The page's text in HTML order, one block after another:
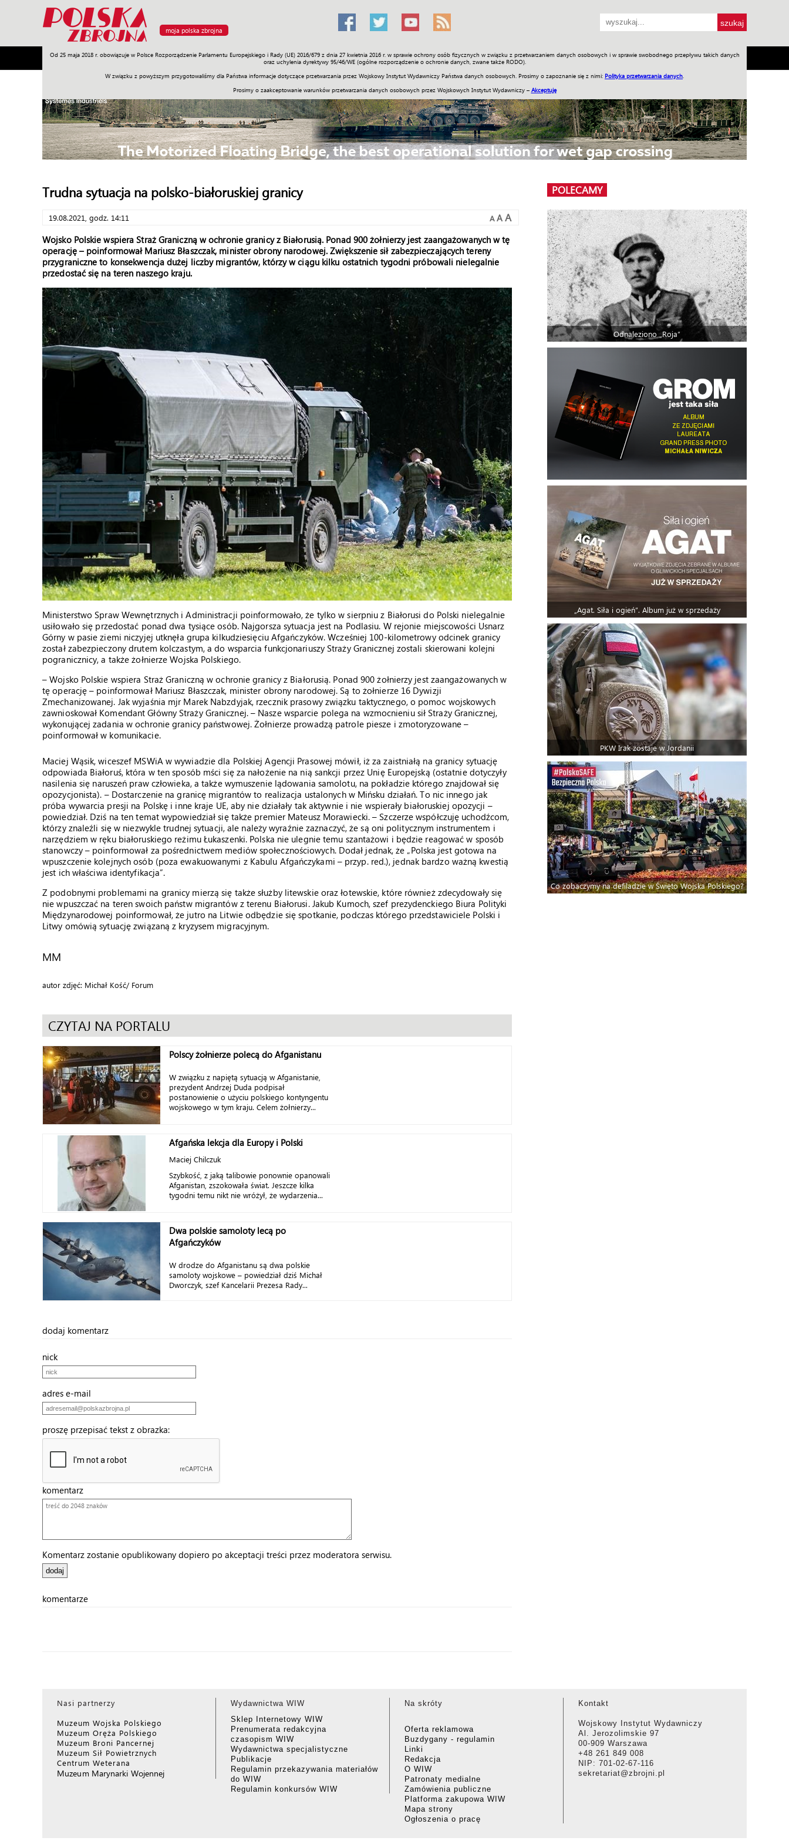
moja polska zbrojna
Od 25 maja 2018 r. obowiązuje w Polsce Rozporządzenie Parlamentu Europejskiego i Rady (UE) 2016/679 z dnia 27 kwietnia 2016 r. w sprawie ochrony osób fizycznych w związku z przetwarzaniem danych osobowych i w sprawie swobodnego przepływu takich danych
oraz uchylenia dyrektywy 95/46/WE (ogólne rozporządzenie o ochronie danych, zwane także RODO).
W związku z powyższym przygotowaliśmy dla Państwa informacje dotyczące przetwarzania przez Wojskowy Instytut Wydawniczy Państwa danych osobowych. Prosimy o zapoznanie się z nimi: Polityka przetwarzania danych
Prosimy o zaakceptowanie warunków przetwarzania danych osobowych przez Wojskowych Instytut Wydawniczy – Akceptuję
Armia Poligon Sprzęt Misje Polityka Prawo Świat Społeczność Sport Historia Galerie Wideo ENGLISH SKLEP Jednodniówki Praca w WIW
Trudna sytuacja na polsko-białoruskiej granicy
19.08.2021, godz. 14:11 A A A
Wojsko Polskie wspiera Straż Graniczną w ochronie granicy z Białorusią. Ponad 900 żołnierzy jest zaangażowanych w tę
operację – poinformował Mariusz Błaszczak, minister obrony narodowej. Zwiększenie sił zabezpieczających tereny
przygraniczne to konsekwencja dużej liczby migrantów, którzy w ciągu kilku ostatnich tygodni próbowali nielegalnie
przedostać się na teren naszego kraju.
Ministerstwo Spraw Wewnętrznych i Administracji poinformowało, że tylko w sierpniu z Białorusi do Polski nielegalnie
usiłowało się przedostać ponad dwa tysiące osób. Najgorsza sytuacja jest na Podlasiu. W rejonie miejscowości Usnarz
Górny w pasie ziemi niczyjej utknęła grupa kilkudziesięciu Afgańczyków. Wcześniej 100-kilometrowy odcinek granicy
został zabezpieczony drutem kolczastym, a do wsparcia funkcjonariuszy Straży Granicznej zostali skierowani kolejni
pogranicznicy, a także żołnierze Wojska Polskiego.
– Wojsko Polskie wspiera Straż Graniczną w ochronie granicy z Białorusią. Ponad 900 żołnierzy jest zaangażowanych w
tę operację – poinformował Mariusz Błaszczak, minister obrony narodowej. Są to żołnierze 16 Dywizji
Zmechanizowanej. Jak wyjaśnia mjr Marek Nabzdyjak, rzecznik prasowy związku taktycznego, o pomoc wojskowych
zawnioskował Komendant Główny Straży Granicznej. – Nasze wsparcie polega na wzmocnieniu sił Straży Granicznej,
wykonującej zadania w ochronie granicy państwowej. Żołnierze prowadzą patrole piesze i zmotoryzowane –
poinformował w komunikacie.
Maciej Wąsik, wiceszef MSWiA w wywiadzie dla Polskiej Agencji Prasowej mówił, iż za zaistniałą na granicy sytuację
odpowiada Białoruś, która w ten sposób mści się za nałożenie na nią sankcji przez Unię Europejską (ostatnie dotyczyły
nasilenia się naruszeń praw człowieka, a także wymuszenie lądowania samolotu, na pokładzie którego znajdował się
opozycjonista). – Dostarczenie na granicę migrantów to realizacja ustalonych w Mińsku działań. To nic innego jak
próba wywarcia presji na Polskę i inne kraje UE, aby nie działały tak aktywnie i nie wspierały białoruskiej opozycji –
powiedział. Dziś na ten temat wypowiedział się także premier Mateusz Morawiecki. – Szczerze współczuję uchodźcom,
którzy znaleźli się w niezwykle trudnej sytuacji, ale należy wyraźnie zaznaczyć, że są oni politycznym instrumentem i
narzędziem w ręku białoruskiego reżimu Łukaszenki. Polska nie ulegnie temu szantażowi i będzie reagować w sposób
stanowczy – poinformował za pośrednictwem mediów społecznościowych. Dodał jednak, że „Polska jest gotowa na
wpuszczenie kolejnych osób (poza ewakuowanymi z Kabulu Afgańczykami – przyp. red.), jednak bardzo ważną kwestią
jest ich właściwa identyfikacja”.
Z podobnymi problemami na granicy mierzą się także służby litewskie oraz łotewskie, które również zdecydowały się
nie wpuszczać na teren swoich państw migrantów z terenu Białorusi. Jakub Kumoch, szef prezydenckiego Biura Polityki
Międzynarodowej poinformował, że jutro na Litwie odbędzie się spotkanie, podczas którego przedstawiciele Polski i
Litwy omówią sytuację związaną z kryzysem migracyjnym.
MM
autor zdjęć: Michał Kość/ Forum
CZYTAJ NA PORTALU
Polscy żołnierze polecą do Afganistanu
W związku z napiętą sytuacją w Afganistanie,
prezydent Andrzej Duda podpisał
postanowienie o użyciu polskiego kontyngentu
wojskowego w tym kraju. Celem żołnierzy...
Afgańska lekcja dla Europy i Polski
Maciej Chilczuk
Szybkość, z jaką talibowie ponownie opanowali
Afganistan, zszokowała świat. Jeszcze kilka
tygodni temu nikt nie wróżył, że wydarzenia...
Dwa polskie samoloty lecą po
Afgańczyków
W drodze do Afganistanu są dwa polskie
samoloty wojskowe – powiedział dziś Michał
Dworczyk, szef Kancelarii Prezesa Rady...
dodaj komentarz
nick
adres e-mail
proszę przepisać tekst z obrazka:
komentarz
Komentarz zostanie opublikowany dopiero po akceptacji treści przez moderatora serwisu.
komentarze
POLECAMY
Odnaleziono „Roja”
„Agat. Siła i ogień”. Album już w sprzedaży
PKW Irak zostaje w Jordanii
Co zobaczymy na defiladzie w Święto Wojska Polskiego?
Nasi partnerzy
Muzeum Wojska Polskiego
Muzeum Oręża Polskiego
Muzeum Broni Pancernej
Muzeum Sił Powietrznych
Centrum Weterana
Muzeum Marynarki Wojennej
Wydawnictwa WIW
Sklep Internetowy WIW
Prenumerata redakcyjna
czasopism WIW
Wydawnictwa specjalistyczne
Publikacje
Regulamin przekazywania materiałów
do WIW
Regulamin konkursów WIW
Na skróty
Oferta reklamowa
Buzdygany - regulamin
Linki
Redakcja
O WIW
Patronaty medialne
Zamówienia publiczne
Platforma zakupowa WIW
Mapa strony
Ogłoszenia o pracę
Kontakt
Wojskowy Instytut Wydawniczy
Al. Jerozolimskie 97
00-909 Warszawa
+48 261 849 008
NIP: 701-02-67-116
sekretariat@zbrojni.pl